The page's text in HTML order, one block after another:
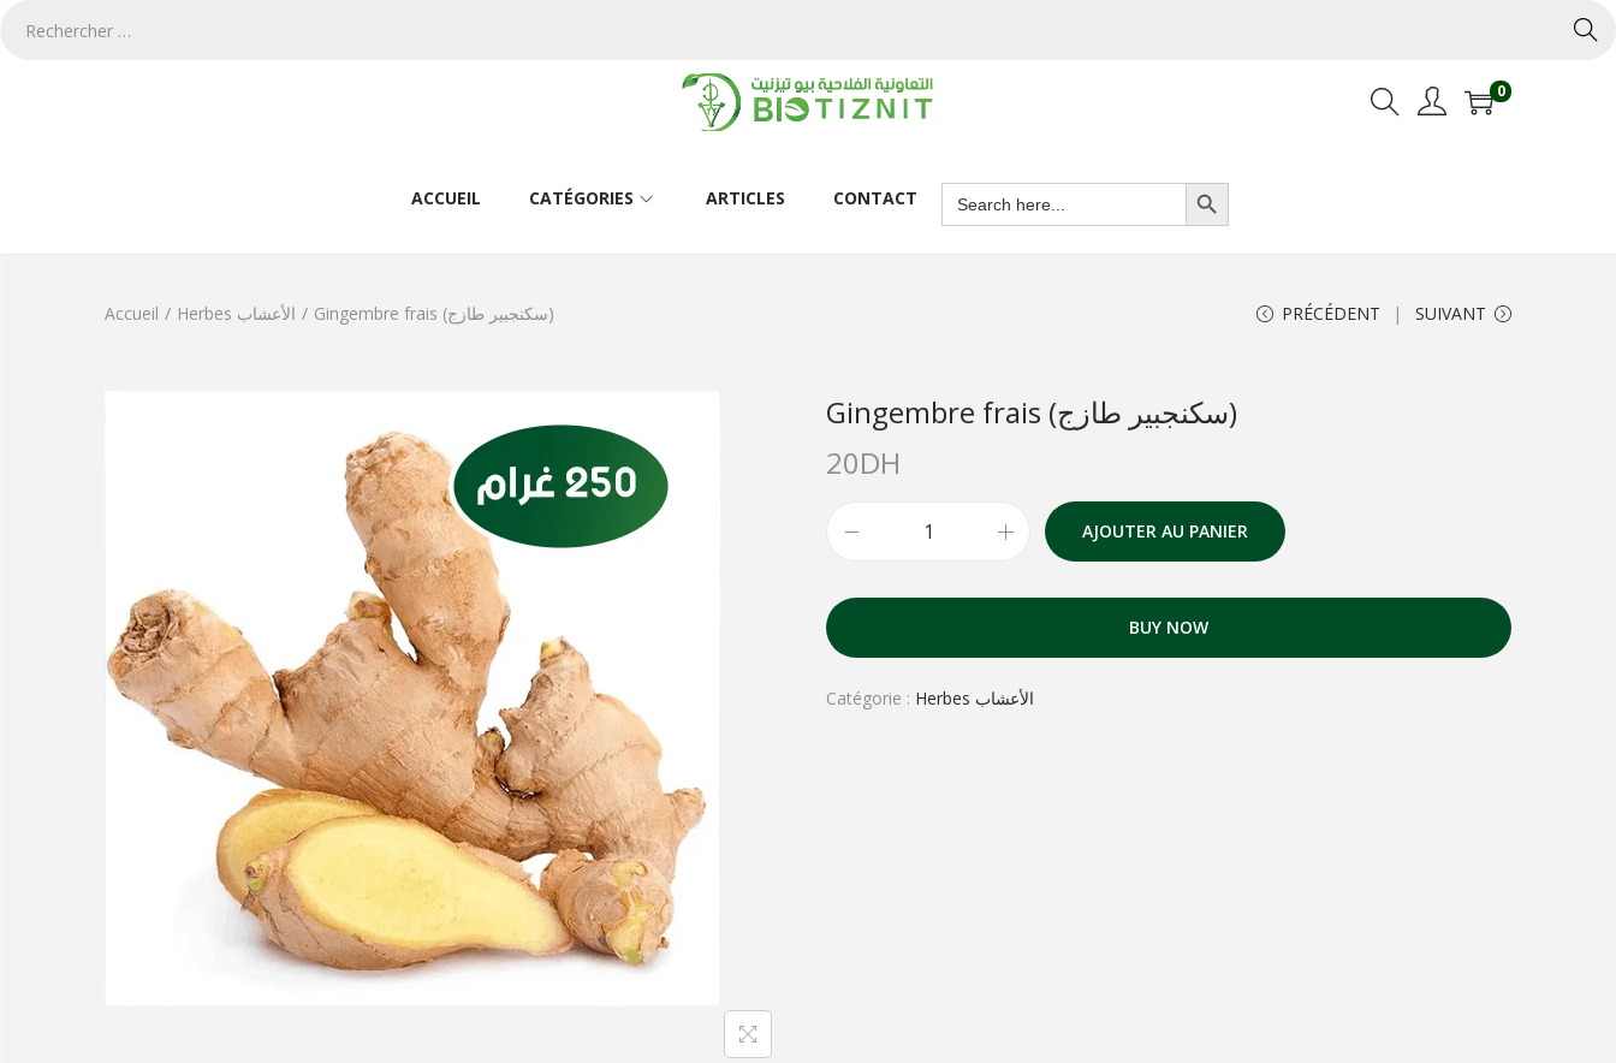
0
ACCUEIL CATÉGORIES ARTICLES CONTACT
Search Button
Accueil / Herbes الأعشاب / Gingembre frais (سكنجبير طازج) PRÉCÉDENT SUIVANT
Gingembre frais (سكنجبير طازج)
20DH
AJOUTER AU PANIER
BUY NOW
Catégorie : Herbes الأعشاب